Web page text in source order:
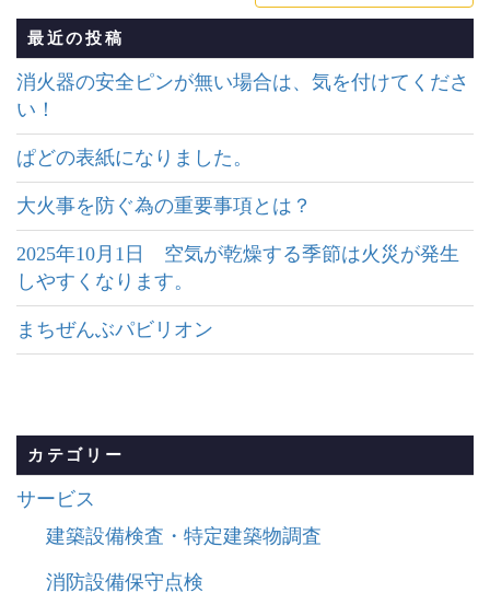
最近の投稿
消火器の安全ピンが無い場合は、気を付けてくださ
い！
ぱどの表紙になりました。
大火事を防ぐ為の重要事項とは？
2025年10月1日 空気が乾燥する季節は火災が発生
しやすくなります。
まちぜんぶパビリオン
カテゴリー
サービス
建築設備検査・特定建築物調査
消防設備保守点検